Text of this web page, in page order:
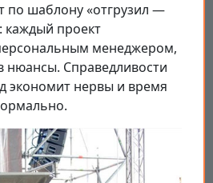
по шаблону «отгрузил —
каждый проект
менеджером,
нюансы. Справедливости
экономит нервы и время